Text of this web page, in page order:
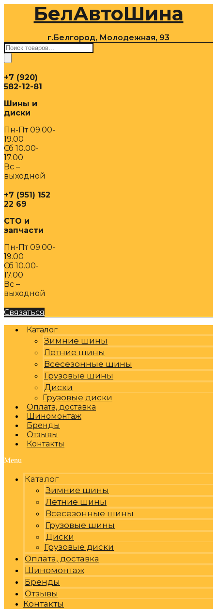
содержимомуБелАвтоШина
г.Белгород, Молодежная, 93
Поиск
товаров
+7 (920)
582-12-81
Шины и
диски
Пн-Пт 09.00-
19.00
Сб 10.00-
17.00
Вс –
выходной
+7 (951) 152
22 69
СТО и
запчасти
Пн-Пт 09.00-
19.00
Сб 10.00-
17.00
Вс –
выходной
Связаться
Каталог
Зимние шины
Летние шины
Всесезонные шины
Грузовые шины
Диски
Грузовые диски
Оплата, доставка
Шиномонтаж
Бренды
Отзывы
Контакты
Menu
Каталог
Зимние шины
Летние шины
Всесезонные шины
Грузовые шины
Диски
Грузовые диски
Оплата, доставка
Шиномонтаж
Бренды
Отзывы
Контакты